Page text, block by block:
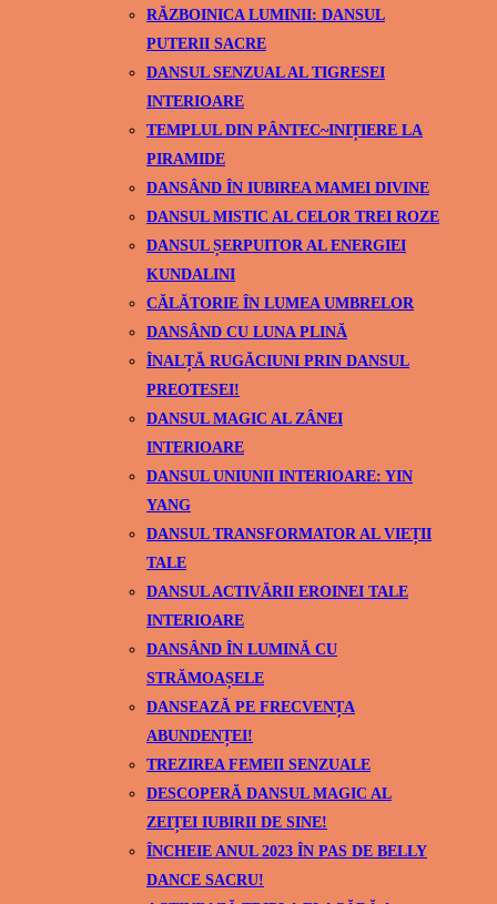
RĂZBOINICA LUMINII: DANSUL
PUTERII SACRE
DANSUL SENZUAL AL TIGRESEI
INTERIOARE
TEMPLUL DIN PÂNTEC~INIȚIERE LA
PIRAMIDE
DANSÂND ÎN IUBIREA MAMEI DIVINE
DANSUL MISTIC AL CELOR TREI ROZE
DANSUL ȘERPUITOR AL ENERGIEI
KUNDALINI
CĂLĂTORIE ÎN LUMEA UMBRELOR
DANSÂND CU LUNA PLINĂ
ÎNALȚĂ RUGĂCIUNI PRIN DANSUL
PREOTESEI!
DANSUL MAGIC AL ZÂNEI
INTERIOARE
DANSUL UNIUNII INTERIOARE: YIN
YANG
DANSUL TRANSFORMATOR AL VIEȚII
TALE
DANSUL ACTIVĂRII EROINEI TALE
INTERIOARE
DANSÂND ÎN LUMINĂ CU
STRĂMOAȘELE
DANSEAZĂ PE FRECVENȚA
ABUNDENȚEI!
TREZIREA FEMEII SENZUALE
DESCOPERĂ DANSUL MAGIC AL
ZEIȚEI IUBIRII DE SINE!
ÎNCHEIE ANUL 2023 ÎN PAS DE BELLY
DANCE SACRU!